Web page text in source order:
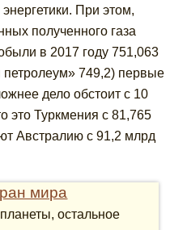
При этом,
полученного газа
в 2017 году 751,063
749,2) первые
дело обстоит с 10
это Туркмения с 81,765
Австралию с 91,2 млрд
мира
остальное